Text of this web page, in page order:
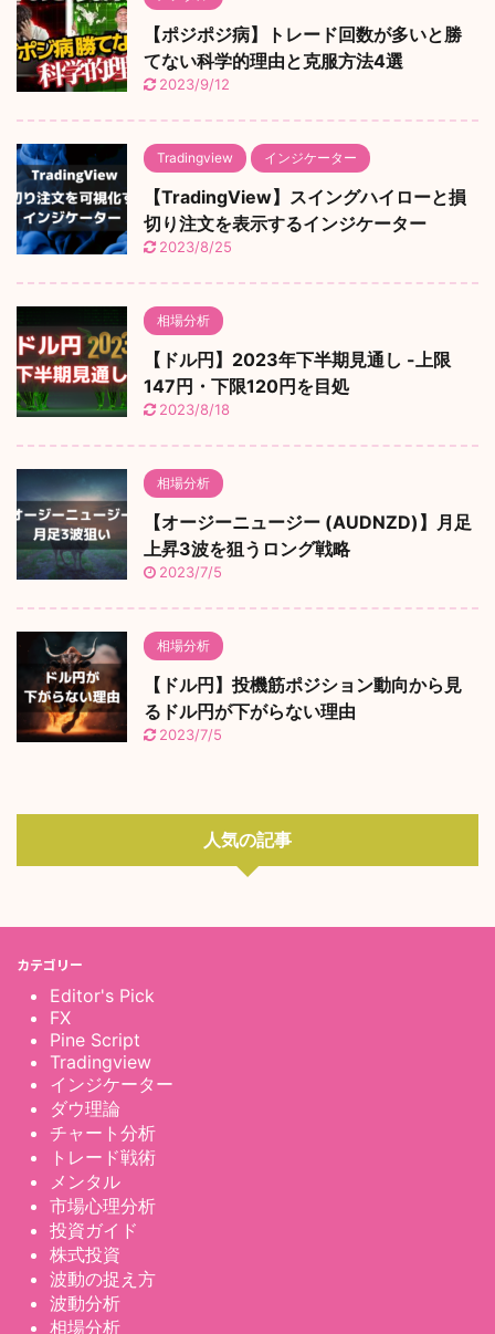
【ポジポジ病】トレード回数が多いと勝
てない科学的理由と克服方法4選
2023/9/12
Tradingview インジケーター
【TradingView】スイングハイローと損
切り注文を表示するインジケーター
2023/8/25
相場分析
【ドル円】2023年下半期見通し -上限
147円・下限120円を目処
2023/8/18
相場分析
【オージーニュージー (AUDNZD)】月足
上昇3波を狙うロング戦略
2023/7/5
相場分析
【ドル円】投機筋ポジション動向から見
るドル円が下がらない理由
2023/7/5
人気の記事
カテゴリー
Editor's Pick
FX
Pine Script
Tradingview
インジケーター
ダウ理論
チャート分析
トレード戦術
メンタル
市場心理分析
投資ガイド
株式投資
波動の捉え方
波動分析
相場分析